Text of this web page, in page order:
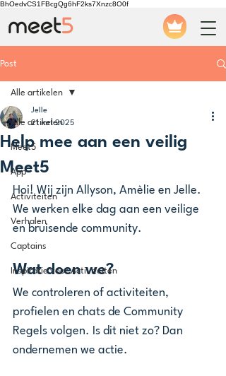
BhOedvCS1FBcgQg6hF2ks7Xnzc8O0f
Post
Alle artikelen
Meet5
App
Activiteiten
Verhalen
Captains
Inspiratie voor Activiteiten
Alle artikelen
Help mee aan een veilig
Meet5
Jelle
21 mrt 2025
Hoi! Wij zijn Allyson, Amèlie en Jelle.
We werken elke dag aan een veilige
en bruisende community.
Wat doen we?
We controleren of activiteiten,
profielen en chats de Community
Regels volgen. Is dit niet zo? Dan
ondernemen we actie.